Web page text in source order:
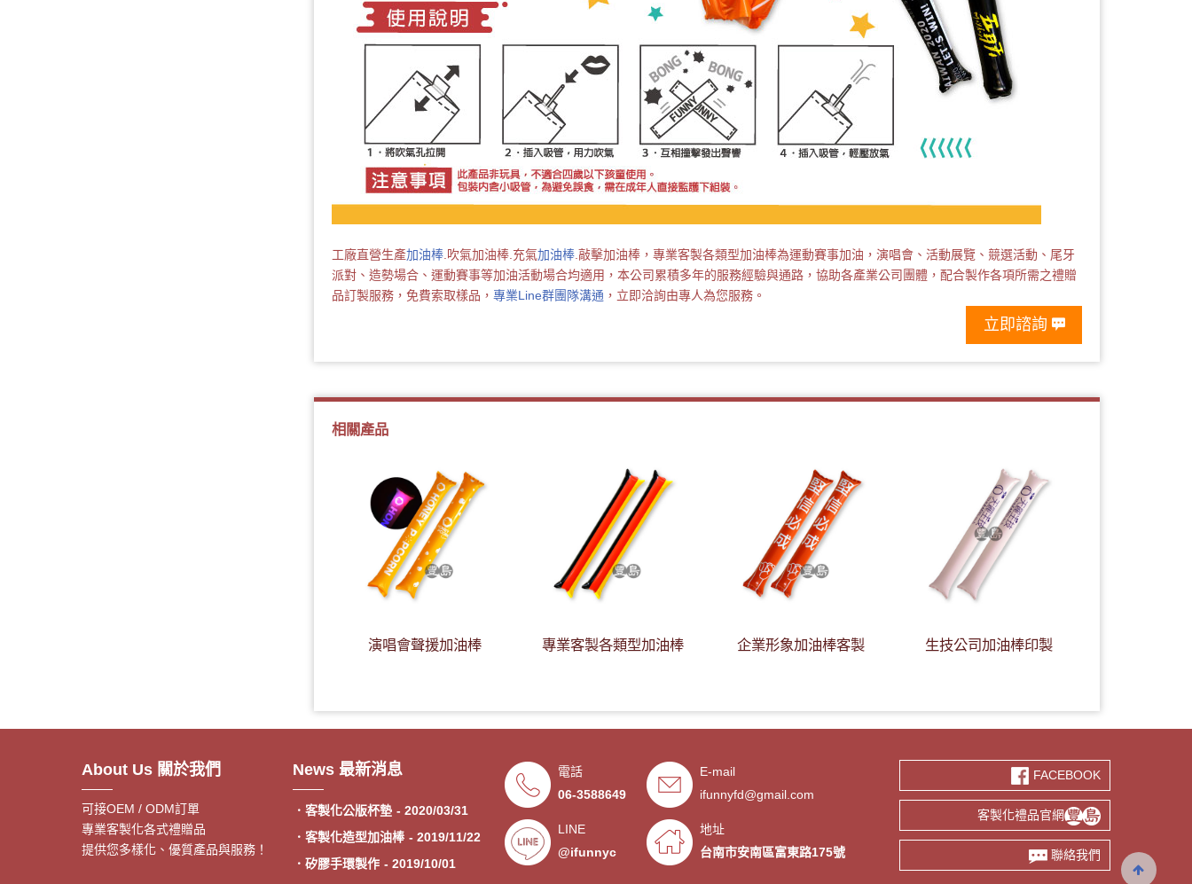
工廠直營生產加油棒.吹氣加油棒.充氣加油棒.敲擊加油棒，專業客製各類型加油棒為運動賽事加油，演唱會、活動展覽、競選活動、尾牙
派對、造勢場合、運動賽事等加油活動場合均適用，本公司累積多年的服務經驗與通路，協助各產業公司團體，配合製作各項所需之禮贈
品訂製服務，免費索取樣品， 專業Line群團隊溝通 ，立即洽詢由專人為您服務。
立即諮詢
相關產品
演唱會聲援加油棒 專業客製各類型加油棒 企業形象加油棒客製 生技公司加油棒印製
About Us 關於我們
可接OEM / ODM訂單
專業客製化各式禮贈品
提供您多樣化、優質產品與服務！
News 最新消息
《公版免模費》
．客製化公版杯墊 - 2020/03/31
．客製化造型加油棒 - 2019/11/22
．矽膠手環製作 - 2019/10/01
電話
06-3588649
E-mail
ifunnyfd@gmail.com
LINE
@ifunnyc
地址
台南市安南區富東路175號
FACEBOOK
客製化禮品官網
聯絡我們